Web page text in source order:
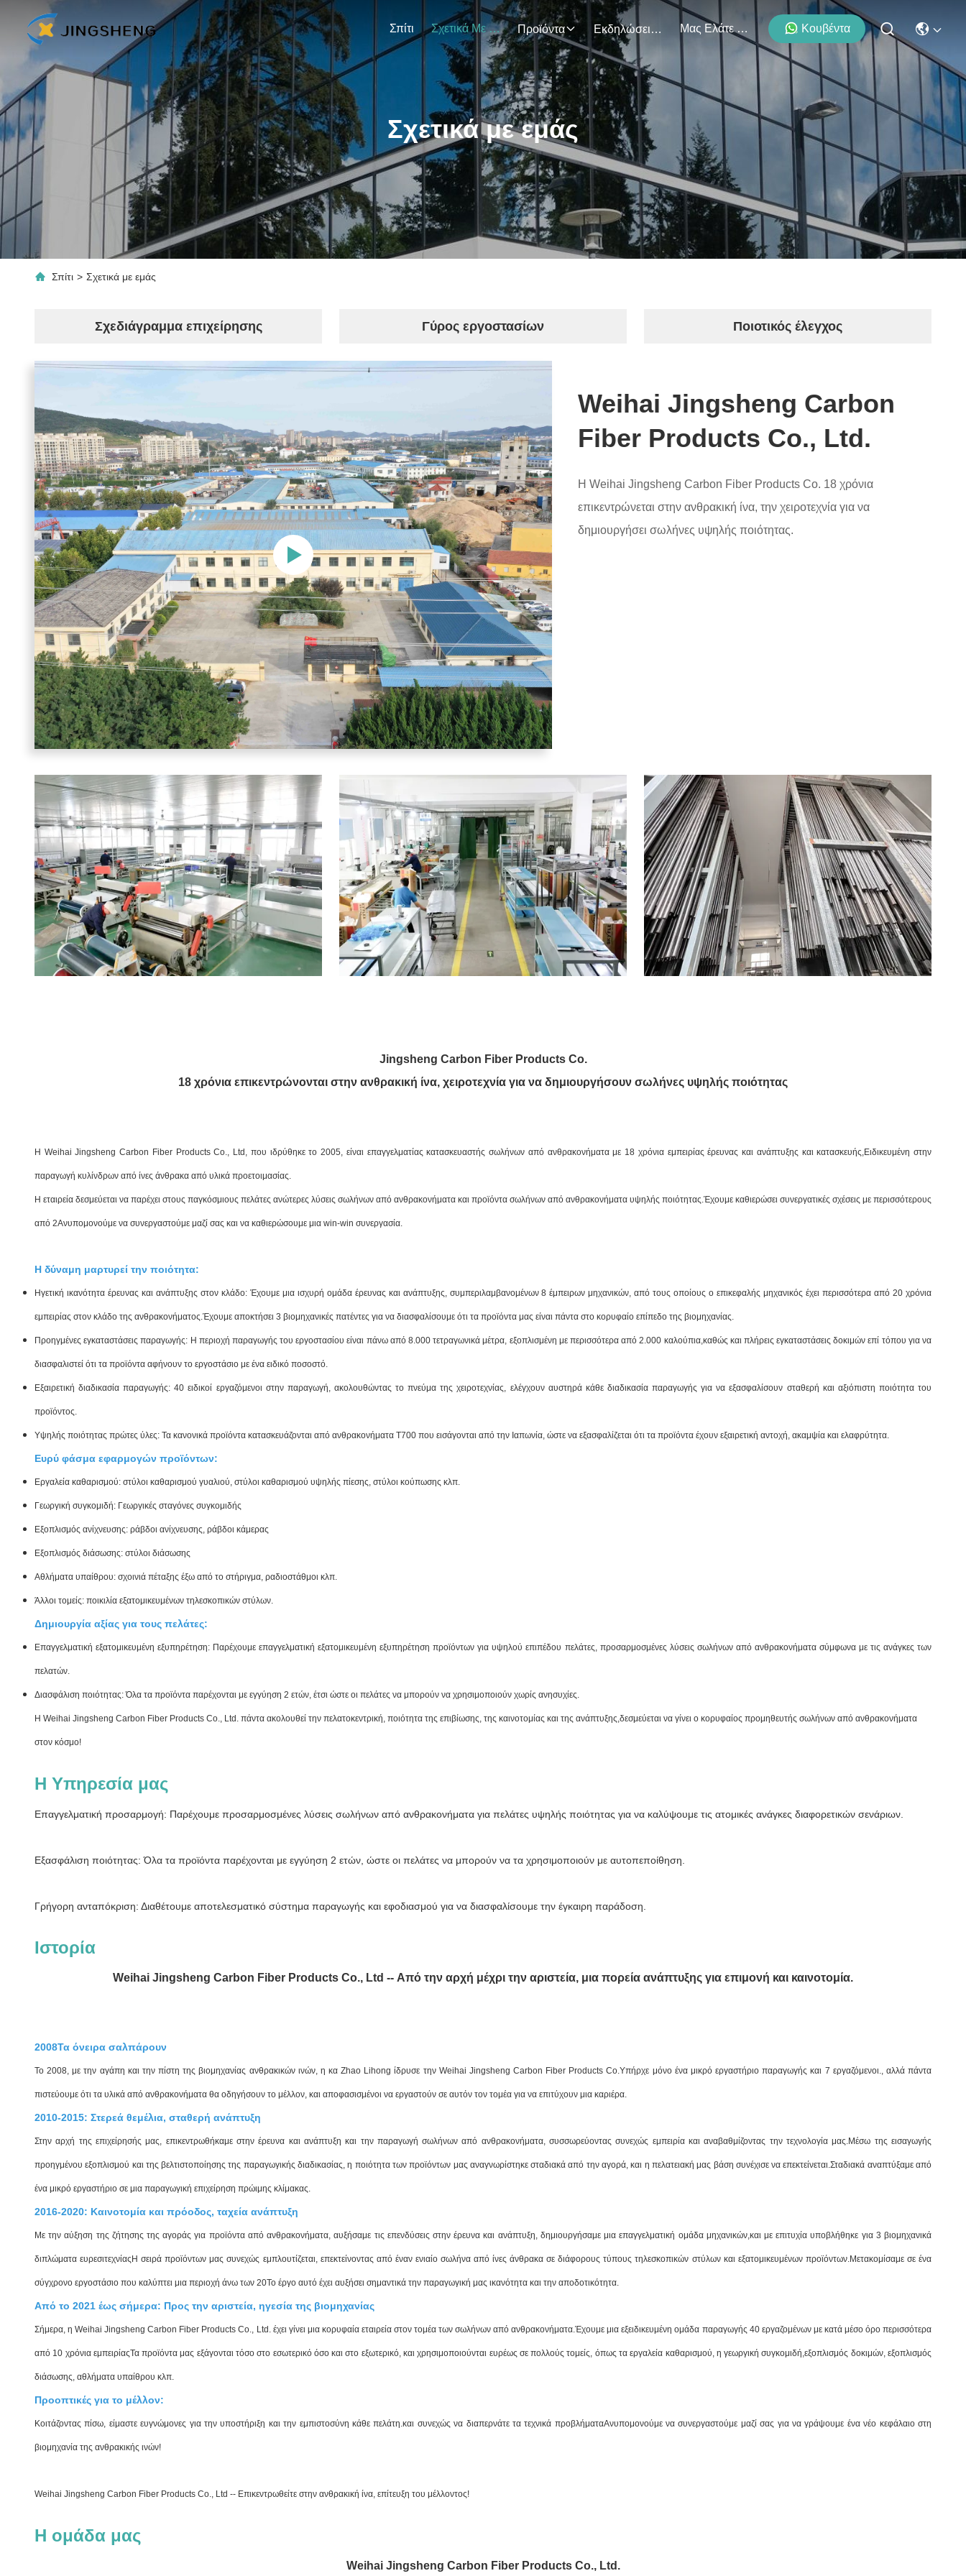
Σπίτι Σχετικά Με Εμάς Προϊόντα Εκδηλώσεις Μας Ελάτε Σε Επαφή Με Κουβέντα
Σχετικά με εμάς
Σπίτι > Σχετικά με εμάς
Σχεδιάγραμμα επιχείρησης Γύρος εργοστασίων Ποιοτικός έλεγχος
Weihai Jingsheng Carbon
Fiber Products Co., Ltd.
Η Weihai Jingsheng Carbon Fiber Products Co. 18 χρόνια
επικεντρώνεται στην ανθρακική ίνα, την χειροτεχνία για να
δημιουργήσει σωλήνες υψηλής ποιότητας.
Jingsheng Carbon Fiber Products Co.
18 χρόνια επικεντρώνονται στην ανθρακική ίνα, χειροτεχνία για να δημιουργήσουν σωλήνες υψηλής ποιότητας
Η Weihai Jingsheng Carbon Fiber Products Co., Ltd, που ιδρύθηκε το 2005, είναι επαγγελματίας κατασκευαστής σωλήνων από ανθρακονήματα με 18 χρόνια εμπειρίας έρευνας και ανάπτυξης και κατασκευής,Ειδικευμένη στην
παραγωγή κυλίνδρων από ίνες άνθρακα από υλικά προετοιμασίας.
Η εταιρεία δεσμεύεται να παρέχει στους παγκόσμιους πελάτες ανώτερες λύσεις σωλήνων από ανθρακονήματα και προϊόντα σωλήνων από ανθρακονήματα υψηλής ποιότητας.Έχουμε καθιερώσει συνεργατικές σχέσεις με περισσότερους
από 2Ανυπομονούμε να συνεργαστούμε μαζί σας και να καθιερώσουμε μια win-win συνεργασία.
Η δύναμη μαρτυρεί την ποιότητα:
Ηγετική ικανότητα έρευνας και ανάπτυξης στον κλάδο: Έχουμε μια ισχυρή ομάδα έρευνας και ανάπτυξης, συμπεριλαμβανομένων 8 έμπειρων μηχανικών, από τους οποίους ο επικεφαλής μηχανικός έχει περισσότερα από 20 χρόνια
εμπειρίας στον κλάδο της ανθρακονήματος.Έχουμε αποκτήσει 3 βιομηχανικές πατέντες για να διασφαλίσουμε ότι τα προϊόντα μας είναι πάντα στο κορυφαίο επίπεδο της βιομηχανίας.
Προηγμένες εγκαταστάσεις παραγωγής: Η περιοχή παραγωγής του εργοστασίου είναι πάνω από 8.000 τετραγωνικά μέτρα, εξοπλισμένη με περισσότερα από 2.000 καλούπια,καθώς και πλήρεις εγκαταστάσεις δοκιμών επί τόπου για να
διασφαλιστεί ότι τα προϊόντα αφήνουν το εργοστάσιο με ένα ειδικό ποσοστό.
Εξαιρετική διαδικασία παραγωγής: 40 ειδικοί εργαζόμενοι στην παραγωγή, ακολουθώντας το πνεύμα της χειροτεχνίας, ελέγχουν αυστηρά κάθε διαδικασία παραγωγής για να εξασφαλίσουν σταθερή και αξιόπιστη ποιότητα του
προϊόντος.
Υψηλής ποιότητας πρώτες ύλες: Τα κανονικά προϊόντα κατασκευάζονται από ανθρακονήματα T700 που εισάγονται από την Ιαπωνία, ώστε να εξασφαλίζεται ότι τα προϊόντα έχουν εξαιρετική αντοχή, ακαμψία και ελαφρύτητα.
Ευρύ φάσμα εφαρμογών προϊόντων:
Εργαλεία καθαρισμού: στύλοι καθαρισμού γυαλιού, στύλοι καθαρισμού υψηλής πίεσης, στύλοι κούπωσης κλπ.
Γεωργική συγκομιδή: Γεωργικές σταγόνες συγκομιδής
Εξοπλισμός ανίχνευσης: ράβδοι ανίχνευσης, ράβδοι κάμερας
Εξοπλισμός διάσωσης: στύλοι διάσωσης
Αθλήματα υπαίθρου: σχοινιά πέταξης έξω από το στήριγμα, ραδιοστάθμοι κλπ.
Άλλοι τομείς: ποικιλία εξατομικευμένων τηλεσκοπικών στύλων.
Δημιουργία αξίας για τους πελάτες:
Επαγγελματική εξατομικευμένη εξυπηρέτηση: Παρέχουμε επαγγελματική εξατομικευμένη εξυπηρέτηση προϊόντων για υψηλού επιπέδου πελάτες, προσαρμοσμένες λύσεις σωλήνων από ανθρακονήματα σύμφωνα με τις ανάγκες των
πελατών.
Διασφάλιση ποιότητας: Όλα τα προϊόντα παρέχονται με εγγύηση 2 ετών, έτσι ώστε οι πελάτες να μπορούν να χρησιμοποιούν χωρίς ανησυχίες.
Η Weihai Jingsheng Carbon Fiber Products Co., Ltd. πάντα ακολουθεί την πελατοκεντρική, ποιότητα της επιβίωσης, της καινοτομίας και της ανάπτυξης,δεσμεύεται να γίνει ο κορυφαίος προμηθευτής σωλήνων από ανθρακονήματα
στον κόσμο!
Η Υπηρεσία μας
Επαγγελματική προσαρμογή: Παρέχουμε προσαρμοσμένες λύσεις σωλήνων από ανθρακονήματα για πελάτες υψηλής ποιότητας για να καλύψουμε τις ατομικές ανάγκες διαφορετικών σενάριων.
Εξασφάλιση ποιότητας: Όλα τα προϊόντα παρέχονται με εγγύηση 2 ετών, ώστε οι πελάτες να μπορούν να τα χρησιμοποιούν με αυτοπεποίθηση.
Γρήγορη ανταπόκριση: Διαθέτουμε αποτελεσματικό σύστημα παραγωγής και εφοδιασμού για να διασφαλίσουμε την έγκαιρη παράδοση.
Ιστορία
Weihai Jingsheng Carbon Fiber Products Co., Ltd -- Από την αρχή μέχρι την αριστεία, μια πορεία ανάπτυξης για επιμονή και καινοτομία.
2008Τα όνειρα σαλπάρουν
Το 2008, με την αγάπη και την πίστη της βιομηχανίας ανθρακικών ινών, η κα Zhao Lihong ίδρυσε την Weihai Jingsheng Carbon Fiber Products Co.Υπήρχε μόνο ένα μικρό εργαστήριο παραγωγής και 7 εργαζόμενοι., αλλά πάντα
πιστεύουμε ότι τα υλικά από ανθρακονήματα θα οδηγήσουν το μέλλον, και αποφασισμένοι να εργαστούν σε αυτόν τον τομέα για να επιτύχουν μια καριέρα.
2010-2015: Στερεά θεμέλια, σταθερή ανάπτυξη
Στην αρχή της επιχείρησής μας, επικεντρωθήκαμε στην έρευνα και ανάπτυξη και την παραγωγή σωλήνων από ανθρακονήματα, συσσωρεύοντας συνεχώς εμπειρία και αναβαθμίζοντας την τεχνολογία μας.Μέσω της εισαγωγής
προηγμένου εξοπλισμού και της βελτιστοποίησης της παραγωγικής διαδικασίας, η ποιότητα των προϊόντων μας αναγνωρίστηκε σταδιακά από την αγορά, και η πελατειακή μας βάση συνέχισε να επεκτείνεται.Σταδιακά αναπτύξαμε από
ένα μικρό εργαστήριο σε μια παραγωγική επιχείρηση πρώιμης κλίμακας.
2016-2020: Καινοτομία και πρόοδος, ταχεία ανάπτυξη
Με την αύξηση της ζήτησης της αγοράς για προϊόντα από ανθρακονήματα, αυξήσαμε τις επενδύσεις στην έρευνα και ανάπτυξη, δημιουργήσαμε μια επαγγελματική ομάδα μηχανικών,και με επιτυχία υποβλήθηκε για 3 βιομηχανικά
διπλώματα ευρεσιτεχνίαςΗ σειρά προϊόντων μας συνεχώς εμπλουτίζεται, επεκτείνοντας από έναν ενιαίο σωλήνα από ίνες άνθρακα σε διάφορους τύπους τηλεσκοπικών στύλων και εξατομικευμένων προϊόντων.Μετακομίσαμε σε ένα
σύγχρονο εργοστάσιο που καλύπτει μια περιοχή άνω των 20Το έργο αυτό έχει αυξήσει σημαντικά την παραγωγική μας ικανότητα και την αποδοτικότητα.
Από το 2021 έως σήμερα: Προς την αριστεία, ηγεσία της βιομηχανίας
Σήμερα, η Weihai Jingsheng Carbon Fiber Products Co., Ltd. έχει γίνει μια κορυφαία εταιρεία στον τομέα των σωλήνων από ανθρακονήματα.Έχουμε μια εξειδικευμένη ομάδα παραγωγής 40 εργαζομένων με κατά μέσο όρο περισσότερα
από 10 χρόνια εμπειρίαςΤα προϊόντα μας εξάγονται τόσο στο εσωτερικό όσο και στο εξωτερικό, και χρησιμοποιούνται ευρέως σε πολλούς τομείς, όπως τα εργαλεία καθαρισμού, η γεωργική συγκομιδή,εξοπλισμός δοκιμών, εξοπλισμός
διάσωσης, αθλήματα υπαίθρου κλπ.
Προοπτικές για το μέλλον:
Κοιτάζοντας πίσω, είμαστε ευγνώμονες για την υποστήριξη και την εμπιστοσύνη κάθε πελάτη.και συνεχώς να διαπερνάτε τα τεχνικά προβλήματαΑνυπομονούμε να συνεργαστούμε μαζί σας για να γράψουμε ένα νέο κεφάλαιο στη
βιομηχανία της ανθρακικής ινών!
Weihai Jingsheng Carbon Fiber Products Co., Ltd -- Επικεντρωθείτε στην ανθρακική ίνα, επίτευξη του μέλλοντος!
Η ομάδα μας
Weihai Jingsheng Carbon Fiber Products Co., Ltd.